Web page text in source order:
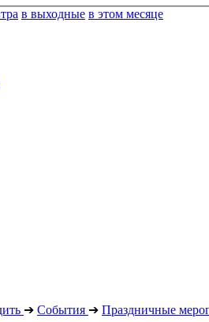
в выходные в этом месяце
➔ События ➔ Праздничные